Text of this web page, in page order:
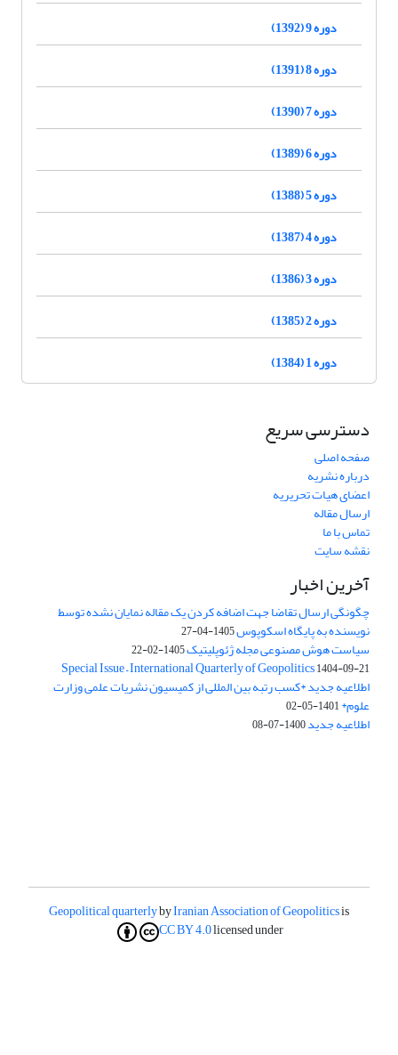
دوره 9 (1392)
دوره 8 (1391)
دوره 7 (1390)
دوره 6 (1389)
دوره 5 (1388)
دوره 4 (1387)
دوره 3 (1386)
دوره 2 (1385)
دوره 1 (1384)
دسترسی سریع
صفحه اصلی
درباره نشریه
اعضای هیات تحریریه
ارسال مقاله
تماس با ما
نقشه سایت
آخرین اخبار
چگونگی ارسال تقاضا جهت اضافه کردن یک مقاله نمایان نشده توسط
نویسنده به پایگاه اسکوپوس1405-04-27
سیاست هوش مصنوعی مجله ژئوپلیتیک1405-02-22
Special Issue – International Quarterly of Geopolitics1404-09-21
اطلاعیه جدید *کسب رتبه بین المللی از کمیسیون نشریات علمی وزارت
علوم*1401-05-02
اطلاعیه جدید1400-07-08
Geopolitical quarterlybyIranian Association of Geopoliticsis
licensed under
CC BY 4.0